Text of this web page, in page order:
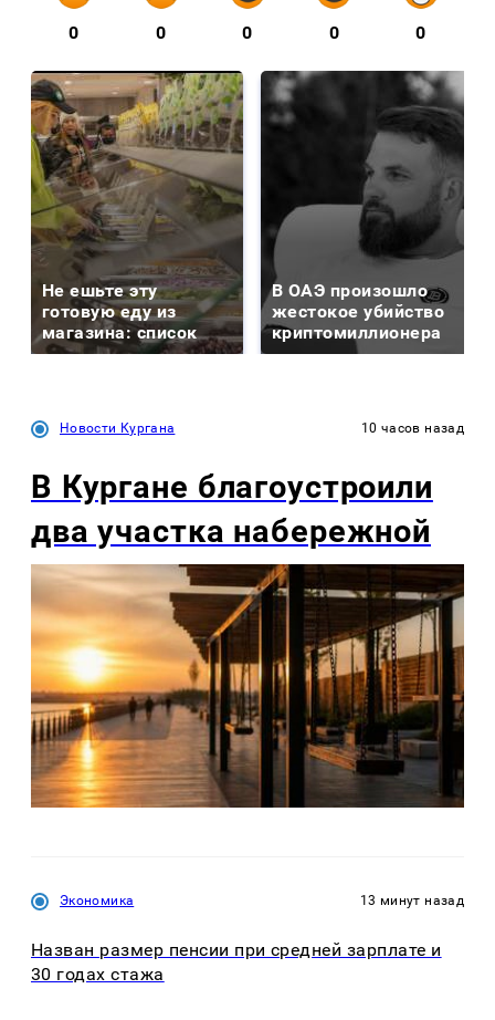
0 0 0 0 0
Не ешьте эту
готовую еду из
магазина: список
В ОАЭ произошло
жестокое убийство
криптомиллионера
Новости Кургана 10 часов назад
В Кургане благоустроили
два участка набережной
Экономика 13 минут назад
Назван размер пенсии при средней зарплате и
30 годах стажа